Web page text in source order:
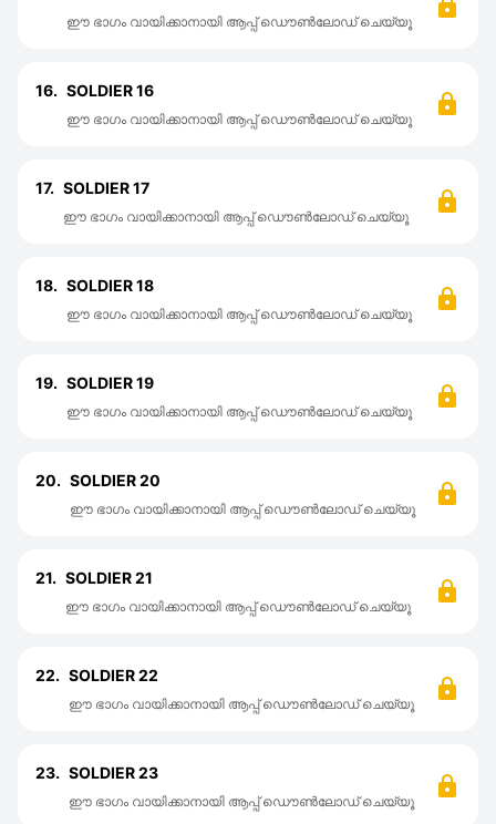
ഈ ഭാഗം വായിക്കാനായി ആപ്പ് ഡൌൺലോഡ് ചെയ്യൂ
16. SOLDIER 16
ഈ ഭാഗം വായിക്കാനായി ആപ്പ് ഡൌൺലോഡ് ചെയ്യൂ
17. SOLDIER 17
ഈ ഭാഗം വായിക്കാനായി ആപ്പ് ഡൌൺലോഡ് ചെയ്യൂ
18. SOLDIER 18
ഈ ഭാഗം വായിക്കാനായി ആപ്പ് ഡൌൺലോഡ് ചെയ്യൂ
19. SOLDIER 19
ഈ ഭാഗം വായിക്കാനായി ആപ്പ് ഡൌൺലോഡ് ചെയ്യൂ
20. SOLDIER 20
ഈ ഭാഗം വായിക്കാനായി ആപ്പ് ഡൌൺലോഡ് ചെയ്യൂ
21. SOLDIER 21
ഈ ഭാഗം വായിക്കാനായി ആപ്പ് ഡൌൺലോഡ് ചെയ്യൂ
22. SOLDIER 22
ഈ ഭാഗം വായിക്കാനായി ആപ്പ് ഡൌൺലോഡ് ചെയ്യൂ
23. SOLDIER 23
ഈ ഭാഗം വായിക്കാനായി ആപ്പ് ഡൌൺലോഡ് ചെയ്യൂ